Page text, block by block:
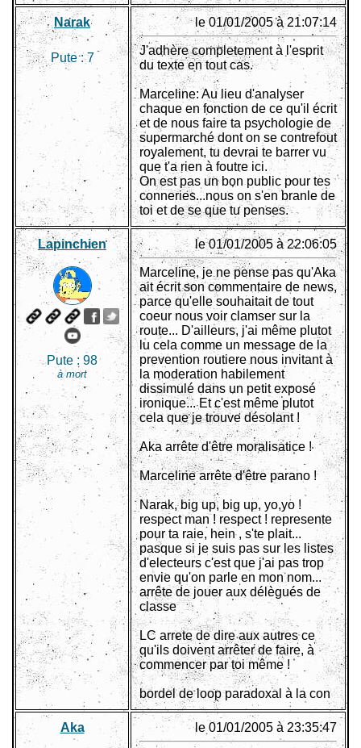
Narak
Pute :7
le 01/01/2005 à 21:07:14
J'adhère completement à l'esprit
du texte en tout cas.
Marceline: Au lieu d'analyser
chaque en fonction de ce qu'il écrit
et de nous faire ta psychologie de
supermarché dont on se contrefout
royalement, tu devrai te barrer vu
que t'a rien à foutre ici.
On est pas un bon public pour tes
conneries...nous on s'en branle de
toi et de se que tu penses.
Lapinchien
Pute : 98
à mort
le 01/01/2005 à 22:06:05
Marceline, je ne pense pas qu'Aka
ait écrit son commentaire de news,
parce qu'elle souhaitait de tout
coeur nous voir clamser sur la
route... D'ailleurs, j'ai même plutot
lu cela comme un message de la
prevention routiere nous invitant à
la moderation habilement
dissimulé dans un petit exposé
ironique... Et c'est même plutot
cela que je trouve désolant !
Aka arrête d'être moralisatice !
Marceline arrête d'être parano !
Narak, big up, big up, yo,yo !
respect man ! respect ! represente
pour ta raie, hein , s'te plait...
pasque si je suis pas sur les listes
d'electeurs c'est que j'ai pas trop
envie qu'on parle en mon nom...
arrête de jouer aux délègués de
classe
LC arrete de dire aux autres ce
qu'ils doivent arrêter de faire, à
commencer par toi même !
bordel de loop paradoxal à la con
Aka le 01/01/2005 à 23:35:47